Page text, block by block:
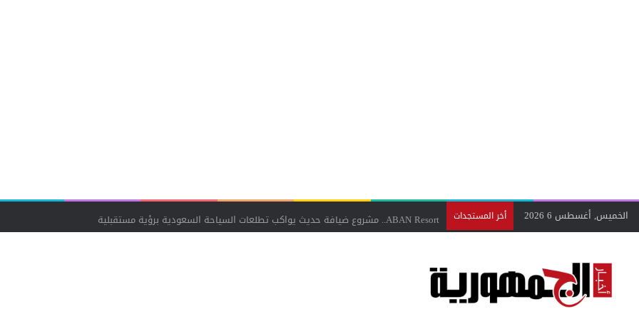
الخميس, أغسطس 6 2026 أخر المستجدات ABAN Resort.. مشروع ضيافة حديث يواكب تطلعات السياحة السعودية برؤية مستقبلية